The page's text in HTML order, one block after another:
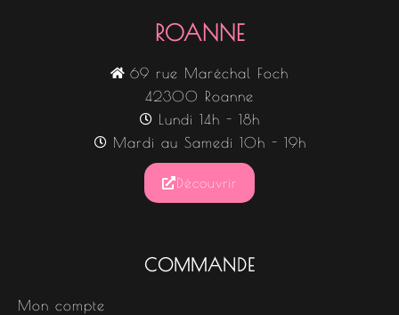
ROANNE
69 rue Maréchal Foch
42300 Roanne
Lundi 14h - 18h
Mardi au Samedi 10h - 19h
Découvrir
COMMANDE
Mon compte